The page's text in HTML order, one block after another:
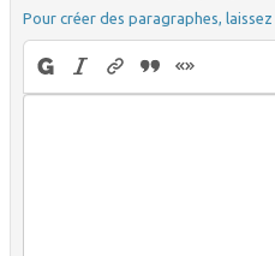
Pour créer des paragraphes,